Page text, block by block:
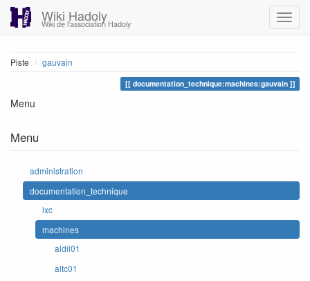
Wiki Hadoly
Wiki de l'association Hadoly
Piste gauvain
documentation_technique:machines:gauvain
Menu
Menu
administration
documentation_technique
lxc
machines
aldil01
altc01